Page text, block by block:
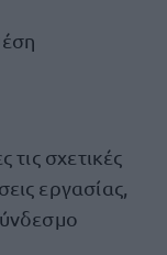
σχετικές
εργασίας,